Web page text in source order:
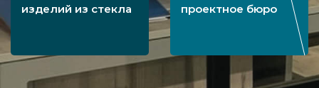
изделий из стекла
проектное бюро